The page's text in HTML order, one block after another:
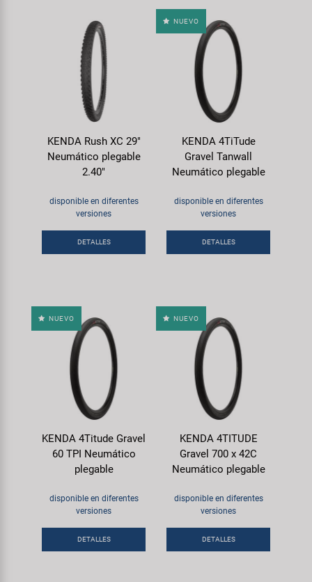
KENDA Rush XC 29"
Neumático plegable
2.40"
disponible en diferentes
versiones
DETALLES
NUEVO
KENDA 4TiTude
Gravel Tanwall
Neumático plegable
disponible en diferentes
versiones
DETALLES
NUEVO
KENDA 4Titude Gravel
60 TPI Neumático
plegable
disponible en diferentes
versiones
DETALLES
NUEVO
KENDA 4TITUDE
Gravel 700 x 42C
Neumático plegable
disponible en diferentes
versiones
DETALLES